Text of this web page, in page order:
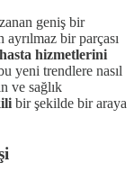
geniş bir
bir parçası
hizmetlerini
yeni trendlere nasıl
ve sağlık
bir şekilde bir araya